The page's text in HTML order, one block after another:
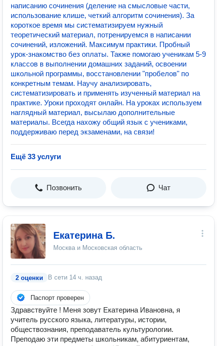
написанию сочинения (деление на смысловые части,
использование клише, четкий алгоритм сочинения). За
короткое время мы систематизируем нужный
теоретический материал, потренируемся в написании
сочинений, изложений. Максимум практики. Пробный
урок-знакомство без оплаты. Также помогаю ученикам 5-9
классов в выполнении домашних заданий, освоении
школьной программы, восстановлении "пробелов" по
конкретным темам. Научу анализировать,
систематизировать и применять изученный материал на
практике. Уроки проходят онлайн. На уроках используем
наглядный материал, высылаю дополнительные
материалы. Всегда нахожу общий язык с учениками,
поддерживаю перед экзаменами, на связи!
Ещё 33 услуги
Позвонить Чат
Екатерина Б.
Москва и Московская область
2 оценки В сети 14 ч. назад
Паспорт проверен
Здравствуйте ! Меня зовут Екатерина Ивановна, я
учитель русского языка, литературы, истории,
обществознания, преподаватель культурологии.
Преподаю эти предметы школьникам, абитуриентам,